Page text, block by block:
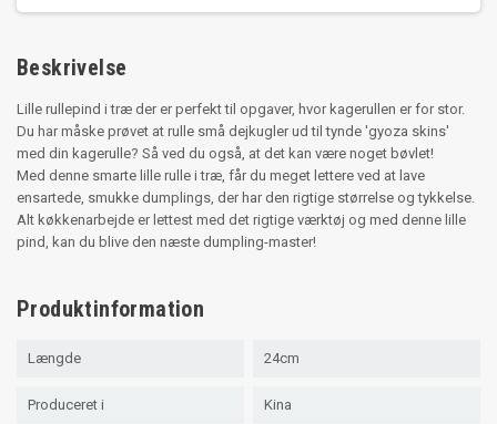
Beskrivelse
Lille rullepind i træ der er perfekt til opgaver, hvor kagerullen er for stor.
Du har måske prøvet at rulle små dejkugler ud til tynde 'gyoza skins'
med din kagerulle? Så ved du også, at det kan være noget bøvlet!
Med denne smarte lille rulle i træ, får du meget lettere ved at lave
ensartede, smukke dumplings, der har den rigtige størrelse og tykkelse.
Alt køkkenarbejde er lettest med det rigtige værktøj og med denne lille
pind, kan du blive den næste dumpling-master!
Produktinformation
Længde 24cm
Produceret i Kina